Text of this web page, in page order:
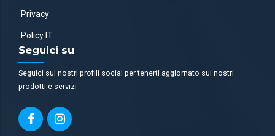
Privacy
Policy IT
Seguici su
Seguici sui nostri profili social per tenerti aggiornato sui nostri
prodotti e servizi